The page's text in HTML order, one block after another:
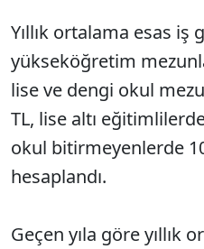
Yıllık ortalama esas iş
yükseköğretim
lise ve dengi okul
TL, lise altı
okul bitirmeyenlerde
hesaplandı.
Geçen yıla göre yıllık